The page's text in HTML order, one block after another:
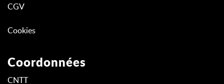
CGV
Cookies
Coordonnées
CNTT